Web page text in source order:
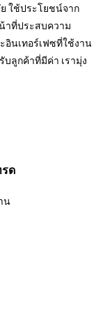
ใช้ประโยชน์จาก
าที่ประสบความ
นเทอร์เฟซที่ใช้งาน
บลูกค้าที่มีค่า เรามุ่ง
ด
น